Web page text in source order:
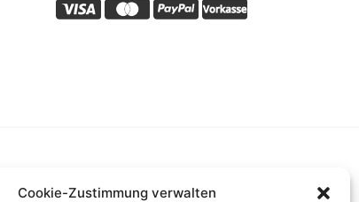
Cookie-Zustimmung verwalten